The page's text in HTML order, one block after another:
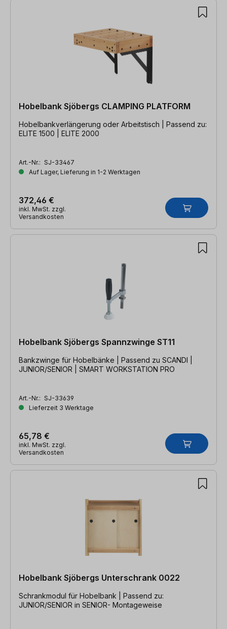
Hobelbank Sjöbergs CLAMPING PLATFORM
Hobelbankverlängerung oder Arbeitstisch | Passend zu:
ELITE 1500 | ELITE 2000
Art.-Nr.: SJ-33467
Auf Lager, Lieferung in 1-2 Werktagen
372,46 €
inkl. MwSt. zzgl.
Versandkosten
Hobelbank Sjöbergs Spannzwinge ST11
Bankzwinge für Hobelbänke | Passend zu SCANDI |
JUNIOR/SENIOR | SMART WORKSTATION PRO
Art.-Nr.: SJ-33639
Lieferzeit 3 Werktage
65,78 €
inkl. MwSt. zzgl.
Versandkosten
Hobelbank Sjöbergs Unterschrank 0022
Schrankmodul für Hobelbank | Passend zu:
JUNIOR/SENIOR in SENIOR- Montageweise